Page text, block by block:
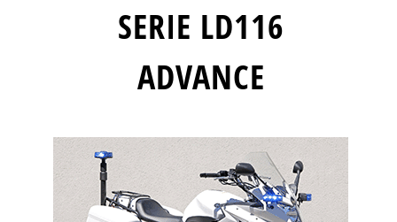
SERIE LD116
ADVANCE